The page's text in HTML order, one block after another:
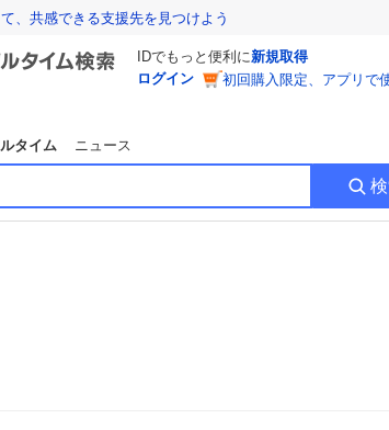
、共感できる支援先を見つけよう
IDでもっと便利に新規取得
ログイン
初回購入限定、アプリで
タイム ニュース